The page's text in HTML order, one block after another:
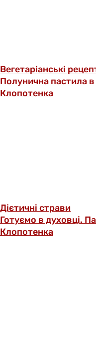
Вегетаріанські
Полунична пастила в
Клопотенка
Дієтичні страви
Готуємо в духовці.
Клопотенка